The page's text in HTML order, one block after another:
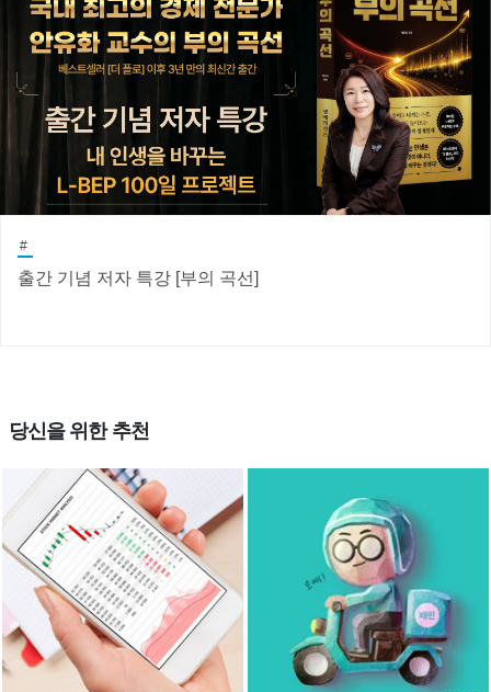
#
출간 기념 저자 특강 [부의 곡선]
당신을 위한 추천